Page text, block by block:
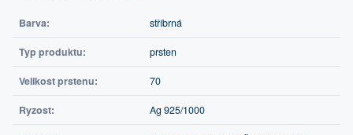
Barva: stříbrná
Typ produktu: prsten
Velikost prstenu: 70
Ryzost: Ag 925/1000